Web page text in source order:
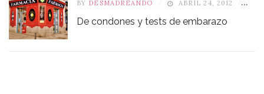
BY DESMADREANDO ABRIL 24, 2012
De condones y tests de embarazo